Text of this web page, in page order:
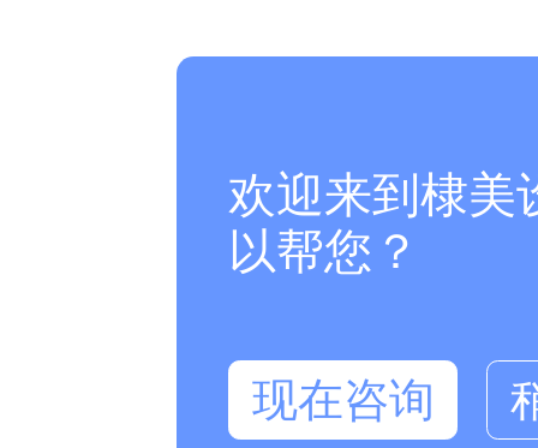
欢迎来到棣美
以帮您？
现在咨询